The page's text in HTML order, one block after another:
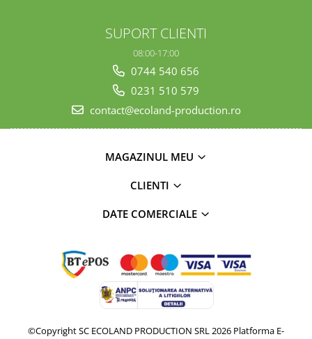
SUPORT CLIENTI
08:00-17:00
0744 540 656
0231 510 579
contact@ecoland-production.ro
MAGAZINUL MEU
CLIENTI
DATE COMERCIALE
©Copyright SC ECOLAND PRODUCTION SRL 2026 Platforma E-